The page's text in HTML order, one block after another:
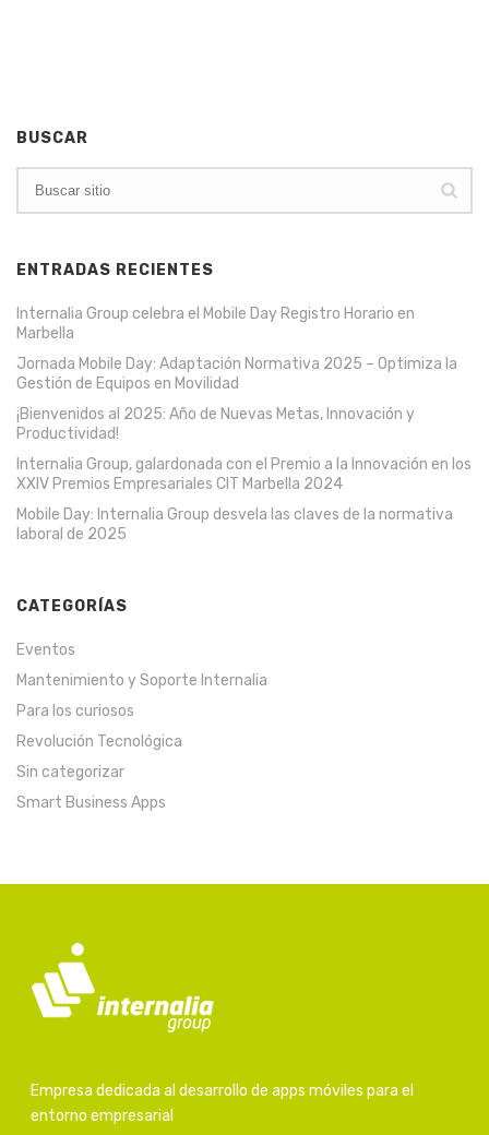
BUSCAR
ENTRADAS RECIENTES
Internalia Group celebra el Mobile Day Registro Horario en
Marbella
Jornada Mobile Day: Adaptación Normativa 2025 – Optimiza la
Gestión de Equipos en Movilidad
¡Bienvenidos al 2025: Año de Nuevas Metas, Innovación y
Productividad!
Internalia Group, galardonada con el Premio a la Innovación en los
XXIV Premios Empresariales CIT Marbella 2024
Mobile Day: Internalia Group desvela las claves de la normativa
laboral de 2025
CATEGORÍAS
Eventos
Mantenimiento y Soporte Internalia
Para los curiosos
Revolución Tecnológica
Sin categorizar
Smart Business Apps
Empresa dedicada al desarrollo de apps móviles para el
entorno empresarial